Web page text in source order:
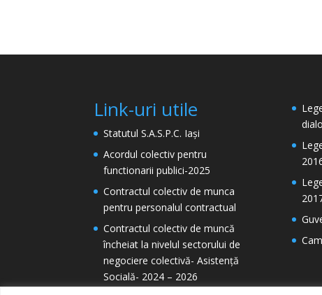
Link-uri utile
Statutul S.A.S.P.C. Iași
Acordul colectiv pentru
functionarii publici-2025
Contractul colectiv de munca
pentru personalul contractual
Contractul colectiv de muncă
încheiat la nivelul sectorului de
negociere colectivă- Asistență
Socială- 2024 – 2026